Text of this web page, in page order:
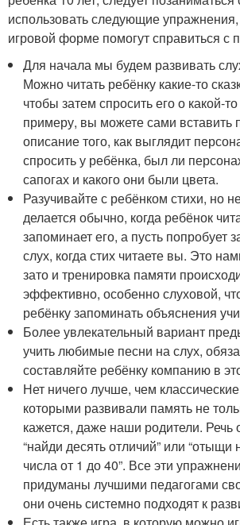
использовать следующие
игровой форме помогут справиться с
Для начала мы будем развивать
Можно читать ребёнку какие-то
чтобы затем спросить его о какой-
примеру, вы можете сами вставить
описание того, как выглядит
спросить у ребёнка, был ли
сапогах и какого они были цвета.
Разучивайте с ребёнком стихи, но
делается обычно, когда ребёнок
запоминает его, а пусть попробует
слух, когда стих читаете вы. Это
зато и тренировка памяти
эффективно, особенно слуховой,
ребёнку запоминать объяснения
Более увлекательный вариант
учить любимые песни на слух,
составляйте ребёнку компанию в
Нет ничего лучше, чем
которыми развивали память не
кажется, даже наши родители. Речь
“найди десять отличий” или “отыщи
числа от 1 до 40”. Все эти
придуманы лучшими педагогами
они очень системно подходят к